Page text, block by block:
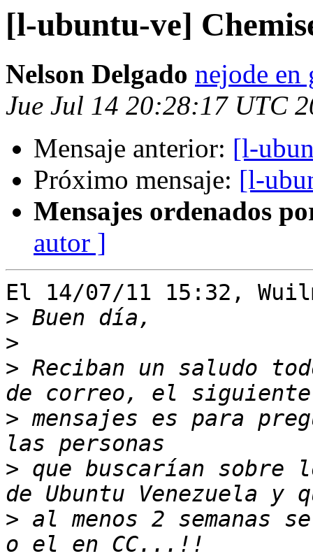
[l-ubuntu-ve]
Nelson Delgado nejode en
Jue Jul 14 20:28:17 UTC
Mensaje anterior: [l-
Próximo mensaje: [l-
Mensajes ordenados
autor ]
El 14/07/11 15:32,
>
>
> Reciban un saludo
> mensajes es para
> que buscarían sobre
> al menos 2 semanas